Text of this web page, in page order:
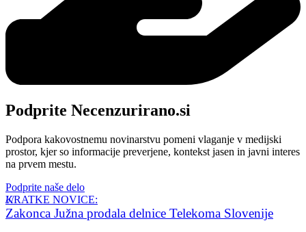
Podprite Necenzurirano.si
Podpora kakovostnemu novinarstvu pomeni vlaganje v medijski
prostor, kjer so informacije preverjene, kontekst jasen in javni interes
na prvem mestu.
Podprite naše delo
KRATKE NOVICE:
Zakonca Južna prodala delnice Telekoma Slovenije